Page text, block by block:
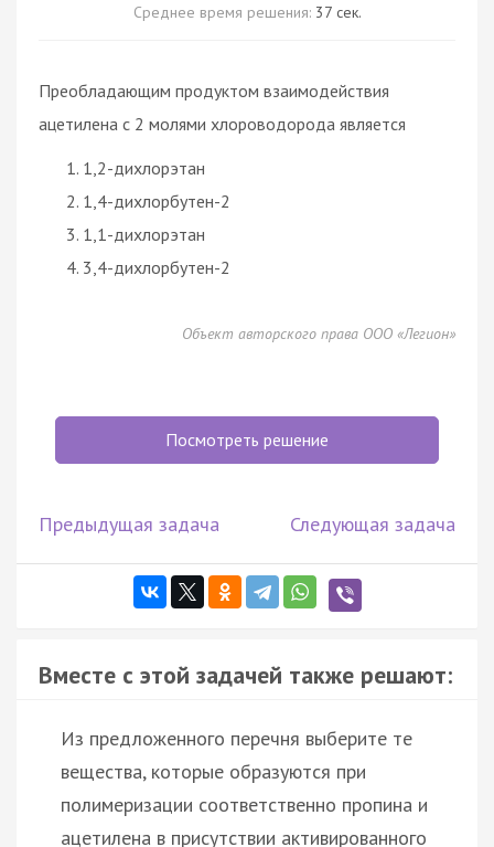
Среднее время решения: 37 сек.
Преобладающим продуктом взаимодействия
ацетилена с 2 молями хлороводорода является
1,2-дихлорэтан
1,4-дихлорбутен-2
1,1-дихлорэтан
3,4-дихлорбутен-2
Объект авторского права ООО «Легион»
Посмотреть решение
Предыдущая задача Следующая задача
Вместе с этой задачей также решают:
Из предложенного перечня выберите те
вещества, которые образуются при
полимеризации соответственно пропина и
ацетилена в присутствии активированного